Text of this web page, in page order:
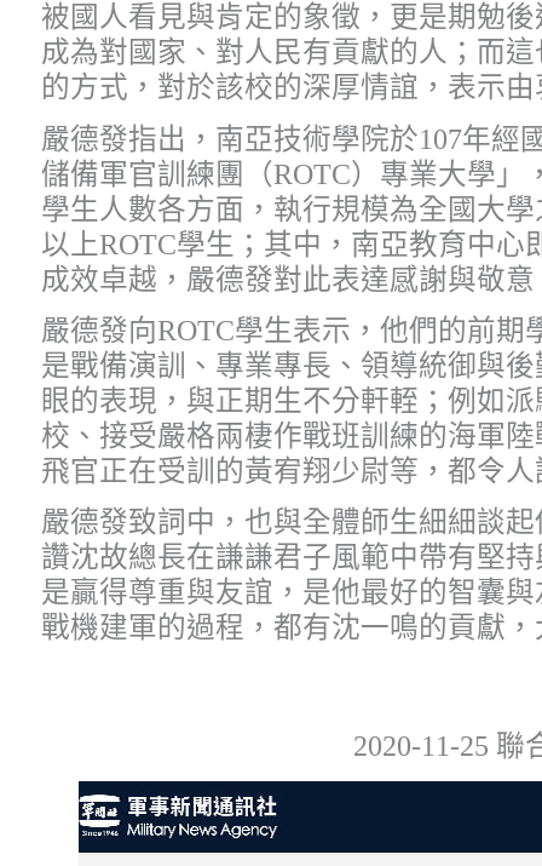
被國人看見與肯定的象徵，更是期勉
成為對國家、對人民有貢獻的人；而
的方式，對於該校的深厚情誼，表示
嚴德發指出，南亞技術學院於107年經
儲備軍官訓練團（ROTC）專業大學
學生人數各方面，執行規模為全國大
以上ROTC學生；其中，南亞教育中心
成效卓越，嚴德發對此表達感謝與敬意
嚴德發向ROTC學生表示，他們的前
是戰備演訓、專業專長、領導統御與
眼的表現，與正期生不分軒輊；例如
校、接受嚴格兩棲作戰班訓練的海軍
飛官正在受訓的黃宥翔少尉等，都令
嚴德發致詞中，也與全體師生細細談
讚沈故總長在謙謙君子風範中帶有堅
是贏得尊重與友誼，是他最好的智囊
戰機建軍的過程，都有沈一鳴的貢獻
2020-11-25